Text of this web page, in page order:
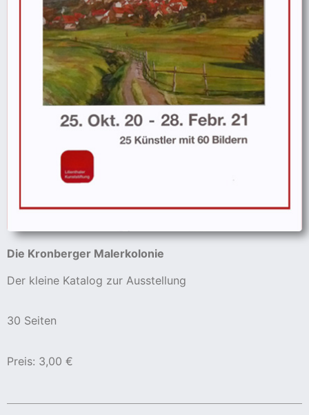
Die Kronberger Malerkolonie
Der kleine Katalog zur Ausstellung
30 Seiten
Preis: 3,00 €